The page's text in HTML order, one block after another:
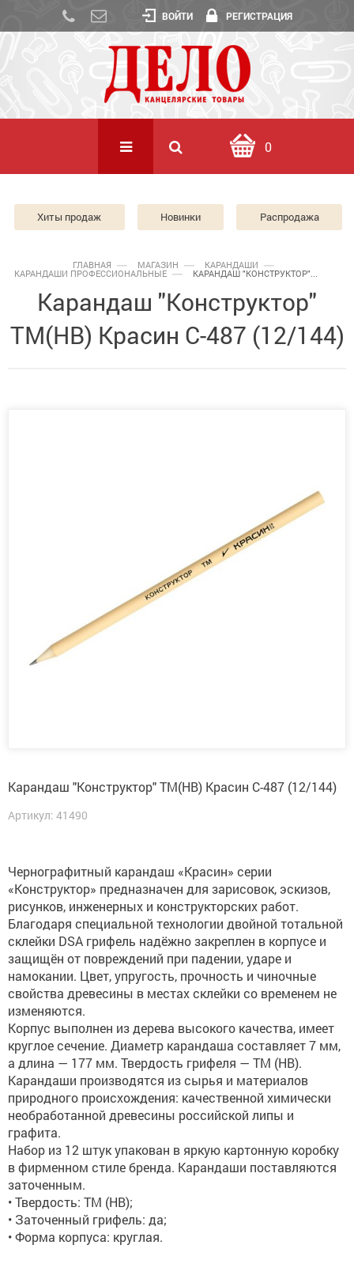
ВОЙТИ РЕГИСТРАЦИЯ
0
Хиты продаж Новинки Распродажа
ГЛАВНАЯ МАГАЗИН КАРАНДАШИ
КАРАНДАШИ ПРОФЕССИОНАЛЬНЫЕ КАРАНДАШ "КОНСТРУКТОР"...
Карандаш "Конструктор"
ТМ(HB) Красин С-487 (12/144)
Карандаш "Конструктор" ТМ(HB) Красин С-487 (12/144)
Артикул: 41490
Чернографитный карандаш «Красин» серии
«Конструктор» предназначен для зарисовок, эскизов,
рисунков, инженерных и конструкторских работ.
Благодаря специальной технологии двойной тотальной
склейки DSA грифель надёжно закреплен в корпусе и
защищён от повреждений при падении, ударе и
намокании. Цвет, упругость, прочность и чиночные
свойства древесины в местах склейки со временем не
изменяются.
Корпус выполнен из дерева высокого качества, имеет
круглое сечение. Диаметр карандаша составляет 7 мм,
а длина — 177 мм. Твердость грифеля — ТМ (HB).
Карандаши производятся из сырья и материалов
природного происхождения: качественной химически
необработанной древесины российской липы и
графита.
Набор из 12 штук упакован в яркую картонную коробку
в фирменном стиле бренда. Карандаши поставляются
заточенным.
• Твердость: ТМ (HB);
• Заточенный грифель: да;
• Форма корпуса: круглая.